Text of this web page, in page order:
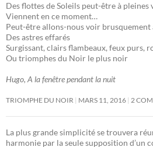
Des flottes de Soleils peut-être à pleines
Viennent en ce moment…
Peut-être allons-nous voir
Des astres effarés
Surgissant, clairs flambeaux, feux purs,
Ou triomphes du Noir le plus noir
Hugo, A la fenêtre pendant la nuit
TRIOMPHE DU NOIR MARS 11, 2016 2
La plus grande simplicité se trouvera
harmonie par la seule supposition d’un